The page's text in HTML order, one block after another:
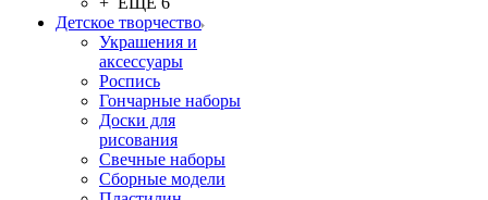
Детское творчество
Украшения и
аксессуары
Роспись
Гончарные наборы
Доски для
рисования
Свечные наборы
Сборные модели